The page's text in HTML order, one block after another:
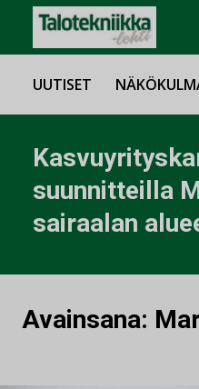
UUTISET
suunnitteilla
sairaalan
Avainsana: